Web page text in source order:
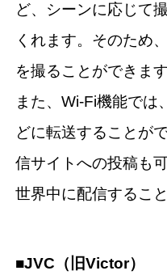
ど、シーンに応じて
くれます。そのため
を撮ることができます
また、Wi-Fi機能では
どに転送することが
信サイトへの投稿も
世界中に配信するこ
■JVC（旧Victor）